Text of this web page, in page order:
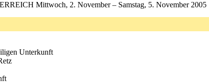
Mittwoch, 2. November – Samstag, 5. November 2005
Unterkunft